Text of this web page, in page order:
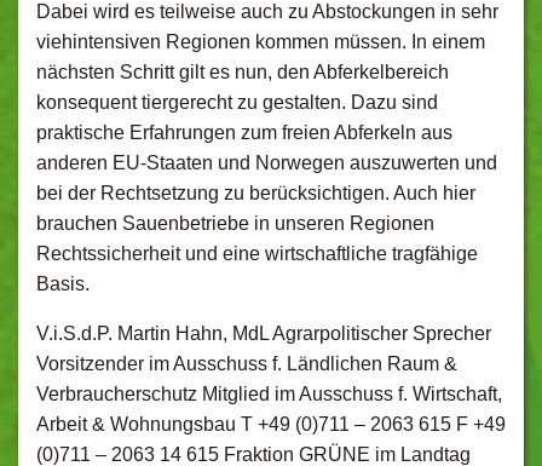
Dabei wird es teilweise auch zu Abstockungen in sehr
viehintensiven Regionen kommen müssen. In einem
nächsten Schritt gilt es nun, den Abferkelbereich
konsequent tiergerecht zu gestalten. Dazu sind
praktische Erfahrungen zum freien Abferkeln aus
anderen EU-Staaten und Norwegen auszuwerten und
bei der Rechtsetzung zu berücksichtigen. Auch hier
brauchen Sauenbetriebe in unseren Regionen
Rechtssicherheit und eine wirtschaftliche tragfähige
Basis.
V.i.S.d.P. Martin Hahn, MdL Agrarpolitischer Sprecher
Vorsitzender im Ausschuss f. Ländlichen Raum &
Verbraucherschutz Mitglied im Ausschuss f. Wirtschaft,
Arbeit & Wohnungsbau T +49 (0)711 – 2063 615 F +49
(0)711 – 2063 14 615 Fraktion GRÜNE im Landtag